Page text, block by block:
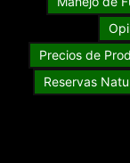
Precios de
Reservas